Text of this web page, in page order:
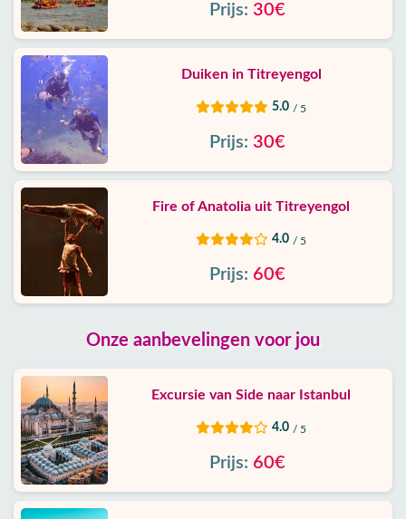
Prijs: 30€
Duiken in Titreyengol
5.0 / 5
Prijs: 30€
Fire of Anatolia uit Titreyengol
4.0 / 5
Prijs: 60€
Onze aanbevelingen voor jou
Excursie van Side naar Istanbul
4.0 / 5
Prijs: 60€